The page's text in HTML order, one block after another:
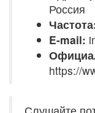
Россия
E-mail:
https://